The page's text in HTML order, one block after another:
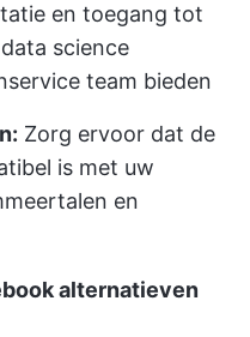
en toegang tot
science
team bieden
Zorg ervoor dat de
is met uw
en
alternatieven